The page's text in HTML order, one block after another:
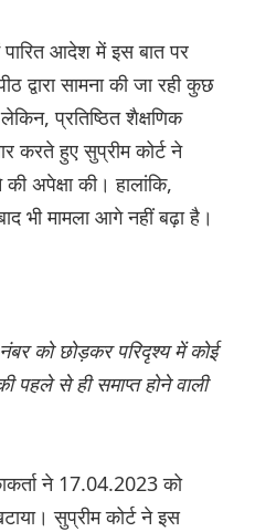
आदेश में इस बात पर
द्वारा सामना की जा रही कुछ
प्रतिष्ठित शैक्षणिक
करते हुए सुप्रीम कोर्ट ने
अपेक्षा की। हालांकि,
भी मामला आगे नहीं बढ़ा है।
को छोड़कर परिदृश्य में कोई
पहले से ही समाप्त होने वाली
ने 17.04.2023 को
सुप्रीम कोर्ट ने इस